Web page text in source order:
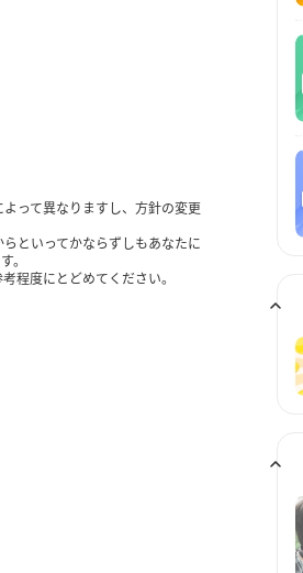
って異なりますし、方針の変更
といってかならずしもあなたに
。
程度にとどめてください。